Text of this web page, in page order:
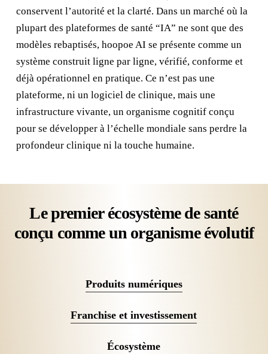
conservent l’autorité et la clarté. Dans un marché où la
plupart des plateformes de santé “IA” ne sont que des
modèles rebaptisés, hoopoe AI se présente comme un
système construit ligne par ligne, vérifié, conforme et
déjà opérationnel en pratique. Ce n’est pas une
plateforme, ni un logiciel de clinique, mais une
infrastructure vivante, un organisme cognitif conçu
pour se développer à l’échelle mondiale sans perdre la
profondeur clinique ni la touche humaine.
Le premier écosystème de santé
conçu comme un organisme évolutif
Produits numériques
Franchise et investissement
Écosystème